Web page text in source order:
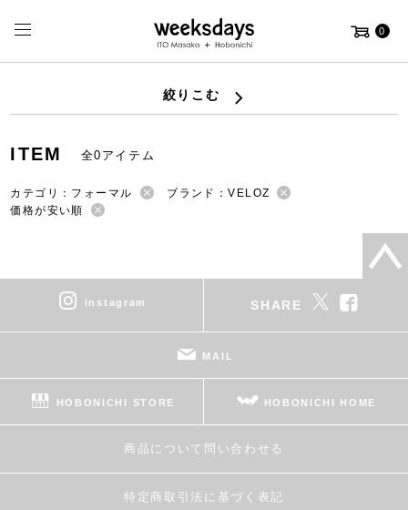
0
絞りこむ
ITEM 全0アイテム
カテゴリ：フォーマル
ブランド：VELOZ
価格が安い順
instagram SHARE
MAIL
HOBONICHI STORE HOBONICHI HOME
商品について問い合わせる
特定商取引法に基づく表記